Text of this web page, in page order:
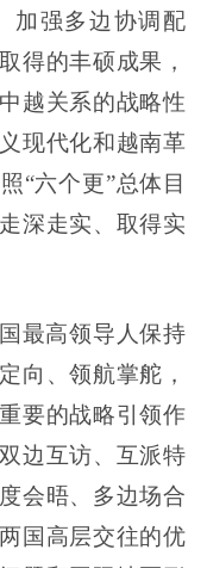
加强多边协调配
得的丰硕成果，
越关系的战略性
现代化和越南革
“六个更”总体目
深走实、取得实
最高领导人保持
向、领航掌舵，
要的战略引领作
边互访、互派特
会晤、多边场合
国高层交往的优